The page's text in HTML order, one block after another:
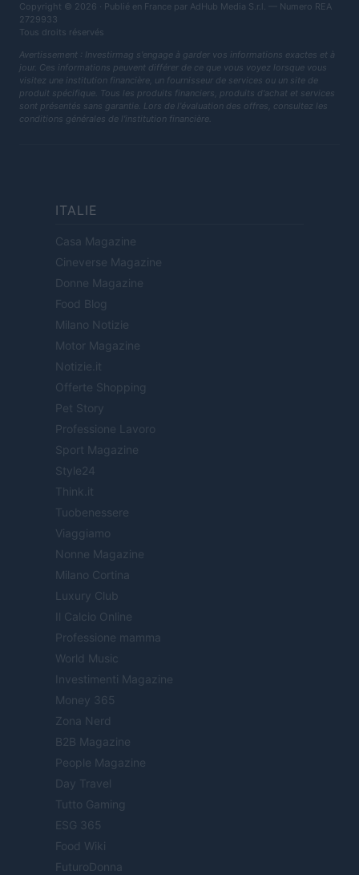
Copyright © 2026 · Publié en France par AdHub Media S.r.l. — Numero REA
2729933
Tous droits réservés
Avertissement : Investirmag s'engage à garder vos informations exactes et à
jour. Ces informations peuvent différer de ce que vous voyez lorsque vous
visitez une institution financière, un fournisseur de services ou un site de
produit spécifique. Tous les produits financiers, produits d'achat et services
sont présentés sans garantie. Lors de l'évaluation des offres, consultez les
conditions générales de l'institution financière.
ITALIE
Casa Magazine
Cineverse Magazine
Donne Magazine
Food Blog
Milano Notizie
Motor Magazine
Notizie.it
Offerte Shopping
Pet Story
Professione Lavoro
Sport Magazine
Style24
Think.it
Tuobenessere
Viaggiamo
Nonne Magazine
Milano Cortina
Luxury Club
Il Calcio Online
Professione mamma
World Music
Investimenti Magazine
Money 365
Zona Nerd
B2B Magazine
People Magazine
Day Travel
Tutto Gaming
ESG 365
Food Wiki
FuturoDonna